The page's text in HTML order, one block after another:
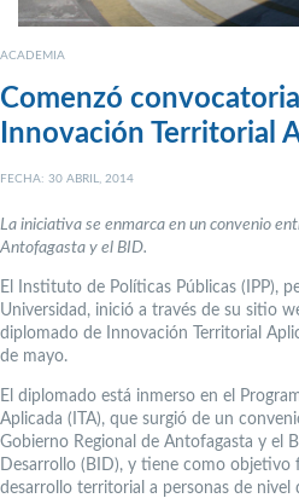
ACADEMIA
Comenzó
Innovación Territorial
FECHA: 30 ABRIL, 2014
La iniciativa se enmarca en un convenio
Antofagasta y el BID.
El Instituto de Políticas Públicas (IPP),
Universidad, inició a través de su sitio
diplomado de Innovación Territorial
de mayo.
El diplomado está inmerso en el
Aplicada (ITA), que surgió de un
Gobierno Regional de Antofagasta y el
Desarrollo (BID), y tiene como
desarrollo territorial a personas de